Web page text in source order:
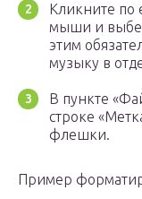
Кликните по
мыши и
этим
музыку в
В пункте
строке
флешки.
Пример